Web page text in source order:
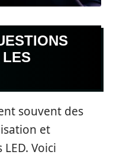
LES
souvent des
et
Voici